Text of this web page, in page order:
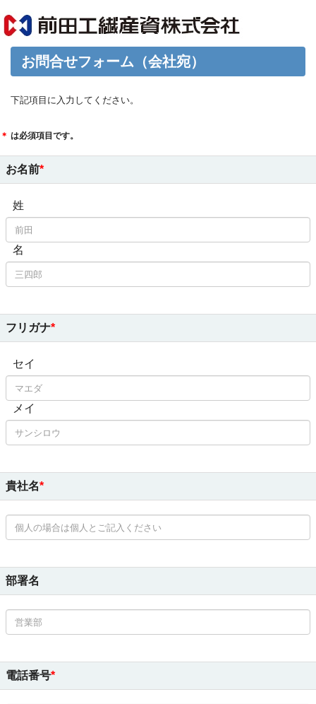
お問合せフォーム（会社宛）
下記項目に入力してください。
＊ は必須項目です。
お名前
姓
名
フリガナ
セイ
メイ
貴社名
部署名
電話番号